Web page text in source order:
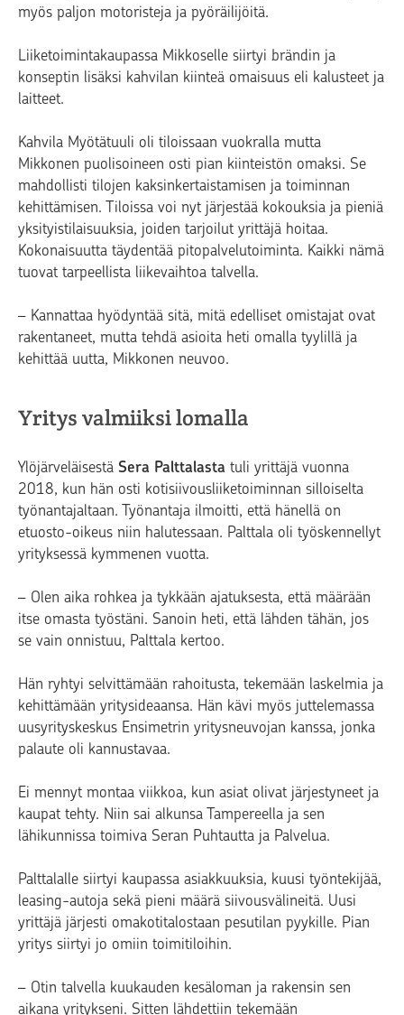
myös paljon motoristeja ja pyöräilijöitä.
Liiketoimintakaupassa Mikkoselle siirtyi brändin ja
konseptin lisäksi kahvilan kiinteä omaisuus eli kalusteet ja
laitteet.
Kahvila Myötätuuli oli tiloissaan vuokralla mutta
Mikkonen puolisoineen osti pian kiinteistön omaksi. Se
mahdollisti tilojen kaksinkertaistamisen ja toiminnan
kehittämisen. Tiloissa voi nyt järjestää kokouksia ja pieniä
yksityistilaisuuksia, joiden tarjoilut yrittäjä hoitaa.
Kokonaisuutta täydentää pitopalvelutoiminta. Kaikki nämä
tuovat tarpeellista liikevaihtoa talvella.
– Kannattaa hyödyntää sitä, mitä edelliset omistajat ovat
rakentaneet, mutta tehdä asioita heti omalla tyylillä ja
kehittää uutta, Mikkonen neuvoo.
Yritys valmiiksi lomalla
Ylöjärveläisestä Sera Palttalasta tuli yrittäjä vuonna
2018, kun hän osti kotisiivousliiketoiminnan silloiselta
työnantajaltaan. Työnantaja ilmoitti, että hänellä on
etuosto-oikeus niin halutessaan. Palttala oli työskennellyt
yrityksessä kymmenen vuotta.
– Olen aika rohkea ja tykkään ajatuksesta, että määrään
itse omasta työstäni. Sanoin heti, että lähden tähän, jos
se vain onnistuu, Palttala kertoo.
Hän ryhtyi selvittämään rahoitusta, tekemään laskelmia ja
kehittämään yritysideaansa. Hän kävi myös juttelemassa
uusyrityskeskus Ensimetrin yritysneuvojan kanssa, jonka
palaute oli kannustavaa.
Ei mennyt montaa viikkoa, kun asiat olivat järjestyneet ja
kaupat tehty. Niin sai alkunsa Tampereella ja sen
lähikunnissa toimiva Seran Puhtautta ja Palvelua.
Palttalalle siirtyi kaupassa asiakkuuksia, kuusi työntekijää,
leasing-autoja sekä pieni määrä siivousvälineitä. Uusi
yrittäjä järjesti omakotitalostaan pesutilan pyykille. Pian
yritys siirtyi jo omiin toimitiloihin.
– Otin talvella kuukauden kesäloman ja rakensin sen
aikana yritykseni. Sitten lähdettiin tekemään